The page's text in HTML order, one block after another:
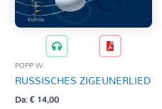
POPP W.
RUSSISCHES ZIGEUNERLIED
Da:€14,00